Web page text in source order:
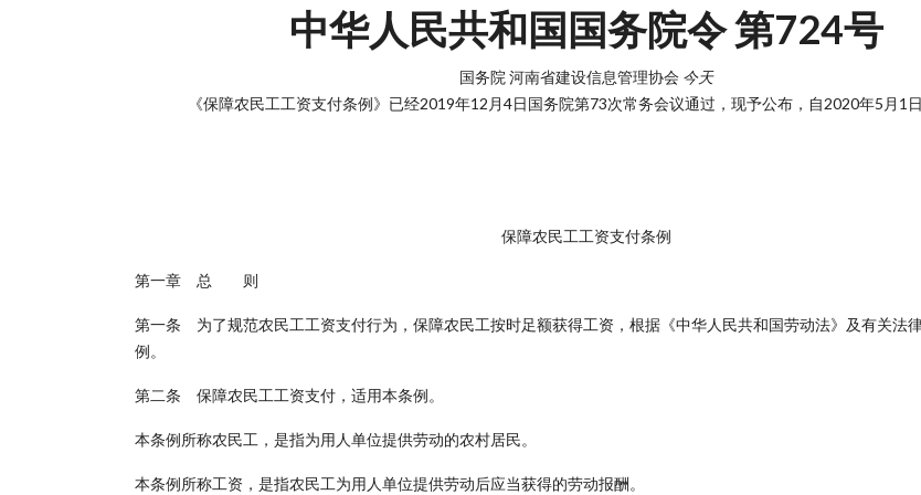
中华人民共和国国务院令 第724号
国务院 河南省建设信息管理协会 今天
《保障农民工工资支付条例》已经2019年12月4日国务院第73次常务会议通过，现予公布，自2020年5月1日
保障农民工工资支付条例
第一章 总 则
第一条 为了规范农民工工资支付行为，保障农民工按时足额获得工资，根据《中华人民共和国劳动法》及有关法
例。
第二条 保障农民工工资支付，适用本条例。
本条例所称农民工，是指为用人单位提供劳动的农村居民。
本条例所称工资，是指农民工为用人单位提供劳动后应当获得的劳动报酬。